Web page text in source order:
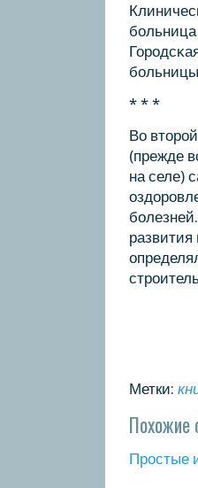
* * *
Во
(прежде
на селе)
развития
Метки:
Похожие
Прοстые